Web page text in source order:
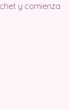
y comienza